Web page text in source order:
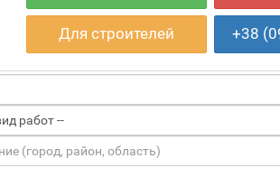
Для строителей +38